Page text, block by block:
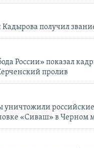
получил
России» показал
пролив
российские
«Сиваш» в Черном